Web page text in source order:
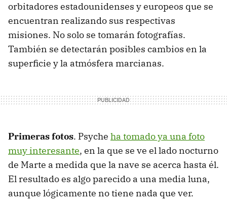
orbitadores estadounidenses y europeos que se
encuentran realizando sus respectivas
misiones. No solo se tomarán fotografías.
También se detectarán posibles cambios en la
superficie y la atmósfera marcianas.
Primeras fotos. Psyche ha tomado ya una foto
muy interesante, en la que se ve el lado nocturno
de Marte a medida que la nave se acerca hasta él.
El resultado es algo parecido a una media luna,
aunque lógicamente no tiene nada que ver.